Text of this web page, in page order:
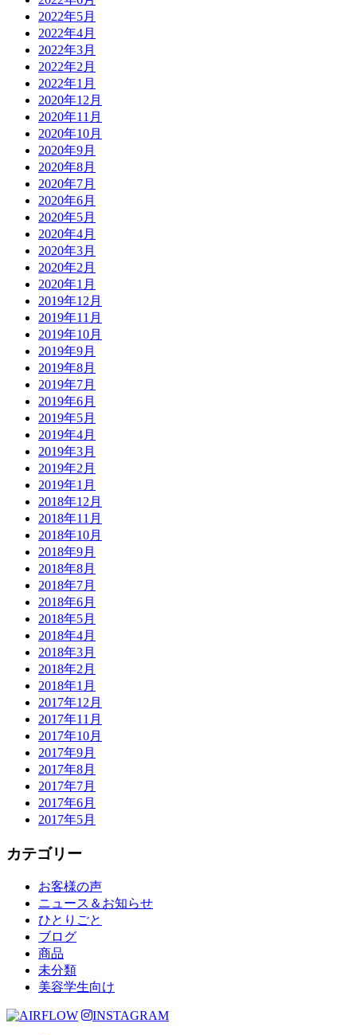
2022年5月
2022年4月
2022年3月
2022年2月
2022年1月
2020年12月
2020年11月
2020年10月
2020年9月
2020年8月
2020年7月
2020年6月
2020年5月
2020年4月
2020年3月
2020年2月
2020年1月
2019年12月
2019年11月
2019年10月
2019年9月
2019年8月
2019年7月
2019年6月
2019年5月
2019年4月
2019年3月
2019年2月
2019年1月
2018年12月
2018年11月
2018年10月
2018年9月
2018年8月
2018年7月
2018年6月
2018年5月
2018年4月
2018年3月
2018年2月
2018年1月
2017年12月
2017年11月
2017年10月
2017年9月
2017年8月
2017年7月
2017年6月
2017年5月
カテゴリー
お客様の声
ニュース＆お知らせ
ひとりごと
ブログ
商品
未分類
美容学生向け
INSTAGRAM